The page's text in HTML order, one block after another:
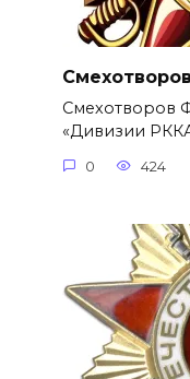
Смехотворов
«Дивизии
0 424